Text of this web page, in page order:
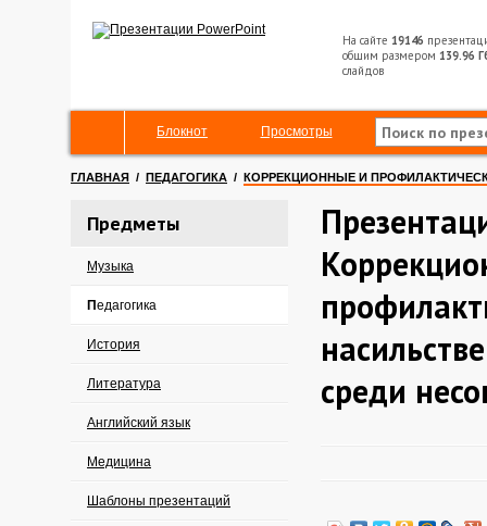
На сайте 19146
общим размером 139.96
слайдов
Блокнот Просмотры
ГЛАВНАЯ / ПЕДАГОГИКА / КОРРЕКЦИОННЫЕ И
Предметы
Музыка
Педагогика
История
Литература
Английский язык
Медицина
Шаблоны презентаций
среди